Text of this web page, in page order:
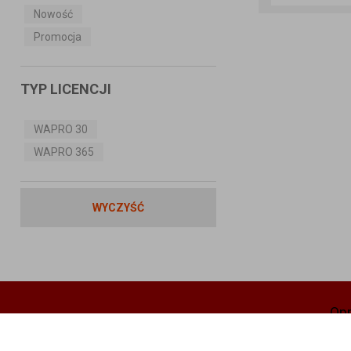
Nowość
Promocja
TYP LICENCJI
WAPRO 30
WAPRO 365
WYCZYŚĆ